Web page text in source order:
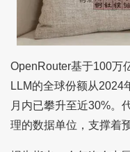
OpenRouter基于100万
LLM的全球份额从2024
月内已攀升至近30%。
理的数据单位，支撑着